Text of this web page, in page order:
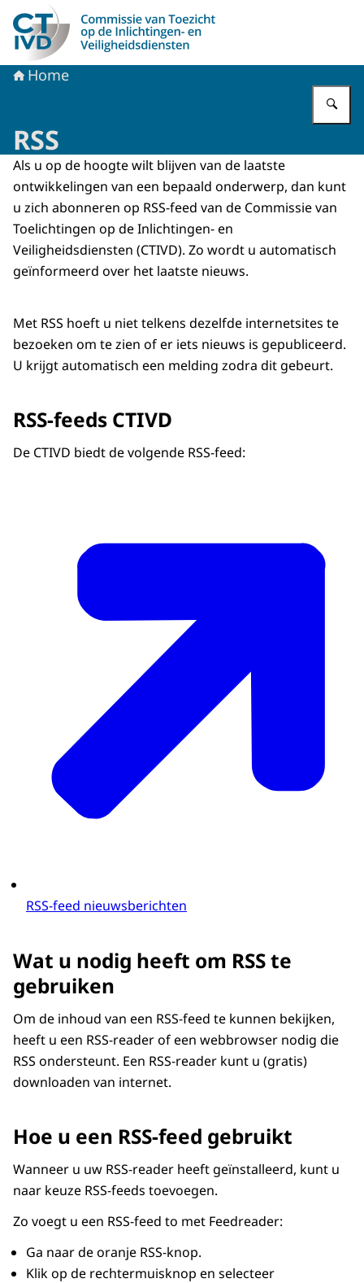
Naar de homepage van CTIVD
Home
RSS
Als u op de hoogte wilt blijven van de laatste
ontwikkelingen van een bepaald onderwerp, dan kunt
u zich abonneren op RSS-feed van de Commissie van
Toelichtingen op de Inlichtingen- en
Veiligheidsdiensten (CTIVD). Zo wordt u automatisch
geïnformeerd over het laatste nieuws.
Met RSS hoeft u niet telkens dezelfde internetsites te
bezoeken om te zien of er iets nieuws is gepubliceerd.
U krijgt automatisch een melding zodra dit gebeurt.
RSS-feeds CTIVD
De CTIVD biedt de volgende RSS-feed:
RSS-feed nieuwsberichten
Wat u nodig heeft om RSS te
gebruiken
Om de inhoud van een RSS-feed te kunnen bekijken,
heeft u een RSS-reader of een webbrowser nodig die
RSS ondersteunt. Een RSS-reader kunt u (gratis)
downloaden van internet.
Hoe u een RSS-feed gebruikt
Wanneer u uw RSS-reader heeft geïnstalleerd, kunt u
naar keuze RSS-feeds toevoegen.
Zo voegt u een RSS-feed to met Feedreader:
Ga naar de oranje RSS-knop.
Klik op de rechtermuisknop en selecteer